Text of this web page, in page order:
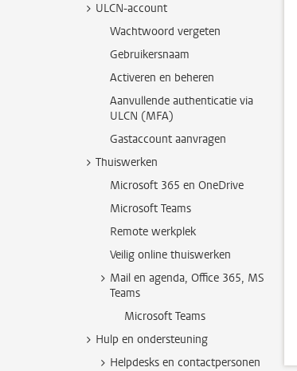
ULCN-account
Wachtwoord vergeten
Gebruikersnaam
Activeren en beheren
Aanvullende authenticatie via
ULCN (MFA)
Gastaccount aanvragen
Thuiswerken
Microsoft 365 en OneDrive
Microsoft Teams
Remote werkplek
Veilig online thuiswerken
Mail en agenda, Office 365, MS
Teams
Microsoft Teams
Hulp en ondersteuning
Helpdesks en contactpersonen